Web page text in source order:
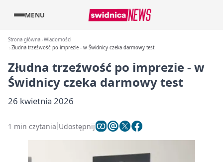
MENU
Strona główna Wiadomości
Złudna trzeźwość po imprezie - w Świdnicy czeka darmowy test
Złudna trzeźwość po imprezie - w
Świdnicy czeka darmowy test
26 kwietnia 2026
1 min czytania Udostępnij